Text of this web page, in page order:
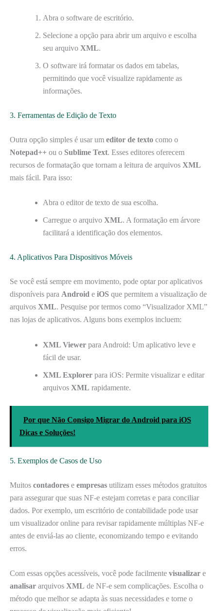
Abra o software de escritório.
Selecione a opção para abrir um arquivo e escolha
seu arquivo XML.
O software irá formatar os dados em tabelas,
permitindo que você visualize rapidamente as
informações.
3. Ferramentas de Edição de Texto
Outra opção simples é usar um editor de texto como o
Notepad++ ou o Sublime Text. Esses editores oferecem
recursos de formatação que tornam a leitura de arquivos XML
mais fácil. Para isso:
Abra o editor de texto de sua escolha.
Carregue o arquivo XML. A formatação em árvore
facilitará a identificação dos elementos.
4. Aplicativos Para Dispositivos Móveis
Se você está sempre em movimento, pode optar por aplicativos
disponíveis para Android e iOS que permitem a visualização de
arquivos XML. Pesquise por termos como “Visualizador XML”
nas lojas de aplicativos. Alguns bons exemplos incluem:
XML Viewer para Android: Um aplicativo leve e
fácil de usar.
XML Explorer para iOS: Permite visualizar e editar
arquivos XML rapidamente.
Por que Não Consigo Migrar do Android para iOS
Dicas e Soluções!
5. Exemplos de Casos de Uso
Muitos contadores e empresas utilizam esses métodos gratuitos
para assegurar que suas NF-e estejam corretas e para conciliar
dados. Por exemplo, um escritório de contabilidade pode usar
um visualizador online para revisar rapidamente múltiplas NF-e
antes de enviá-las ao cliente, economizando tempo e evitando
erros.
Com essas opções acessíveis, você pode facilmente visualizar e
analisar arquivos XML de NF-e sem complicações. Escolha o
método que melhor se adapta às suas necessidades e torne o